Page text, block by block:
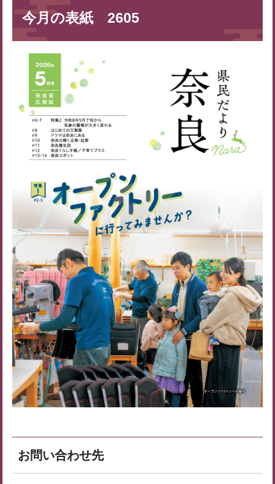
今月の表紙 2605
お問い合わせ先